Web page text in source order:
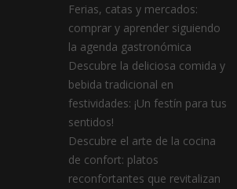
Ferias, catas y mercados:
comprar y aprender siguiendo
la agenda gastronómica
Descubre la deliciosa comida y
bebida tradicional en
festividades: ¡Un festín para tus
sentidos!
Descubre el arte de la cocina
de confort: platos
reconfortantes que revitalizan